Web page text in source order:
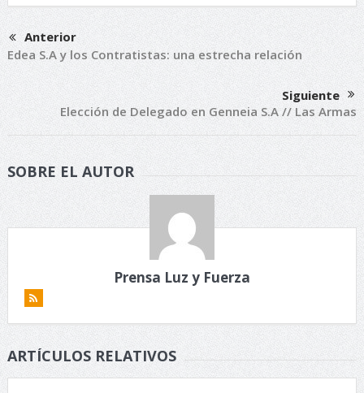
Anterior
Edea S.A y los Contratistas: una estrecha relación
Siguiente
Elección de Delegado en Genneia S.A // Las Armas
SOBRE EL AUTOR
Prensa Luz y Fuerza
ARTÍCULOS RELATIVOS